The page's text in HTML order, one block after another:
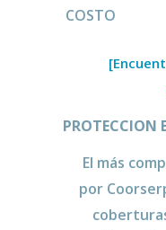
COSTO
PROTECCION
El más
por